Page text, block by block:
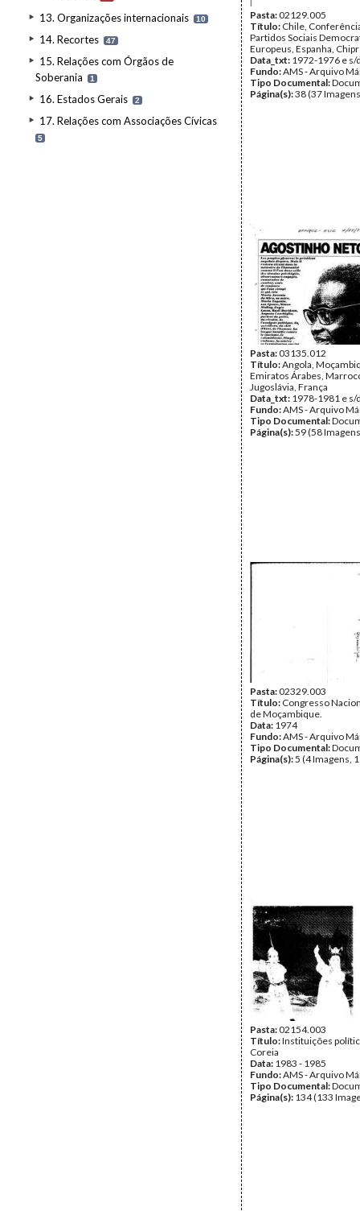
13. Organizações internacionais 10
14. Recortes 47
15. Relações com Órgãos de
Soberania
1
16. Estados Gerais 2
17. Relações com Associações Cívicas
5
Pasta:02129.005
Título: Chile,
Partidos Sociais
Europeus, Espanha,
Data_txt: 1972-1976 e s/
Fundo:AMS - Arquivo
Tipo Documental:
Página(s):38 (37
Pasta:03135.012
Título:Angola,
Emiratos Árabes,
Jugoslávia, França
Data_txt: 1978-1981 e s/
Fundo:AMS - Arquivo
Tipo Documental:
Página(s):59 (58
Pasta:02329.003
Título: Congresso
de Moçambique.
Data: 1974
Fundo:AMS - Arquivo
Tipo Documental:
Página(s):5 (4 Imagens,
Pasta:02154.003
Título:Instituições
Coreia
Data: 1983 - 1985
Fundo:AMS - Arquivo
Tipo Documental:
Página(s): 134 (133